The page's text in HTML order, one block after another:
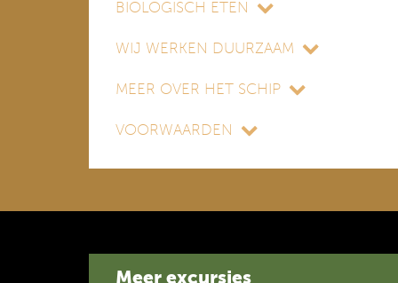
BIOLOGISCH ETEN
WIJ WERKEN DUURZAAM
MEER OVER HET SCHIP
VOORWAARDEN
Meer excursies